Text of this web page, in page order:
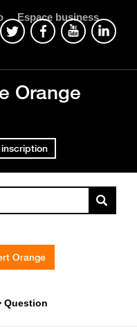
Espace business
Orange
inscription
Orange
Question